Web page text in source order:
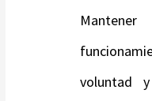
voluntad